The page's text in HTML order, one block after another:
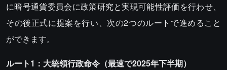
に暗号通貨委員会に政策研究と実現可能性評価を行わせ、
その後正式に提案を行い、次の2つのルートで進めること
ができます。
ルート1：大統領行政命令（最速で2025年下半期）